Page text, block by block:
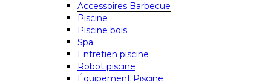
Accessoires Barbecue
Piscine
Piscine bois
Spa
Entretien piscine
Robot piscine
Équipement Piscine